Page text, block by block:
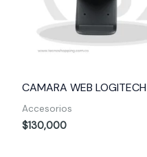
CAMARA WEB
Accesorios
$130,000